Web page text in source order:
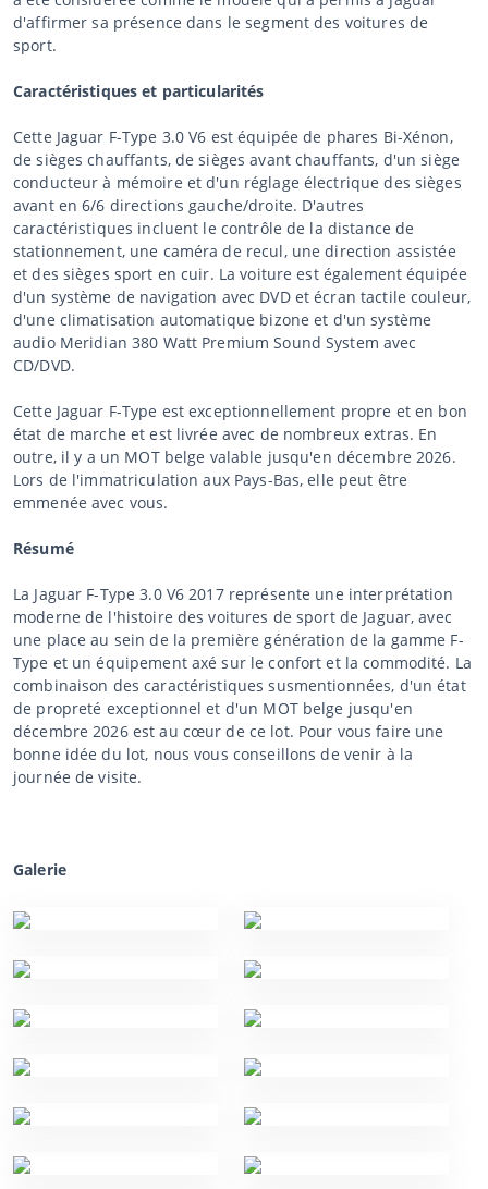
d'affirmer sa présence dans le segment des voitures de
sport.
Caractéristiques et particularités
Cette Jaguar F-Type 3.0 V6 est équipée de phares Bi-Xénon,
de sièges chauffants, de sièges avant chauffants, d'un siège
conducteur à mémoire et d'un réglage électrique des sièges
avant en 6/6 directions gauche/droite. D'autres
caractéristiques incluent le contrôle de la distance de
stationnement, une caméra de recul, une direction assistée
et des sièges sport en cuir. La voiture est également équipée
d'un système de navigation avec DVD et écran tactile couleur,
d'une climatisation automatique bizone et d'un système
audio Meridian 380 Watt Premium Sound System avec
CD/DVD.
Cette Jaguar F-Type est exceptionnellement propre et en bon
état de marche et est livrée avec de nombreux extras. En
outre, il y a un MOT belge valable jusqu'en décembre 2026.
Lors de l'immatriculation aux Pays-Bas, elle peut être
emmenée avec vous.
Résumé
La Jaguar F-Type 3.0 V6 2017 représente une interprétation
moderne de l'histoire des voitures de sport de Jaguar, avec
une place au sein de la première génération de la gamme F-
Type et un équipement axé sur le confort et la commodité. La
combinaison des caractéristiques susmentionnées, d'un état
de propreté exceptionnel et d'un MOT belge jusqu'en
décembre 2026 est au cœur de ce lot. Pour vous faire une
bonne idée du lot, nous vous conseillons de venir à la
journée de visite.
Galerie